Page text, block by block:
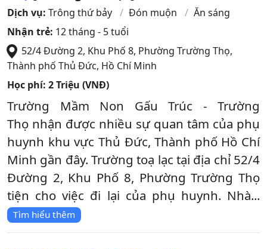
Dịch vụ: Trông thứ bảy Đón muộn
Ăn sáng
Nhận trẻ: 12 tháng - 5 tuổi
52/4 Đường 2, Khu Phố 8, Phường Trường Thọ,
Thành phố Thủ Đức, Hồ Chí Minh
Học phí: 2 Triệu (VNĐ)
Trường Mầm Non Gấu Trúc - Trường
Thọ nhận được nhiều sự quan tâm của phụ
huynh khu vực Thủ Đức, Thành phố Hồ Chí
Minh gần đây. Trường toạ lạc tại địa chỉ 52/4
Đường 2, Khu Phố 8, Phường Trường Thọ
tiện cho việc đi lại của phụ huynh. Nhà...
Tìm hiểu thêm